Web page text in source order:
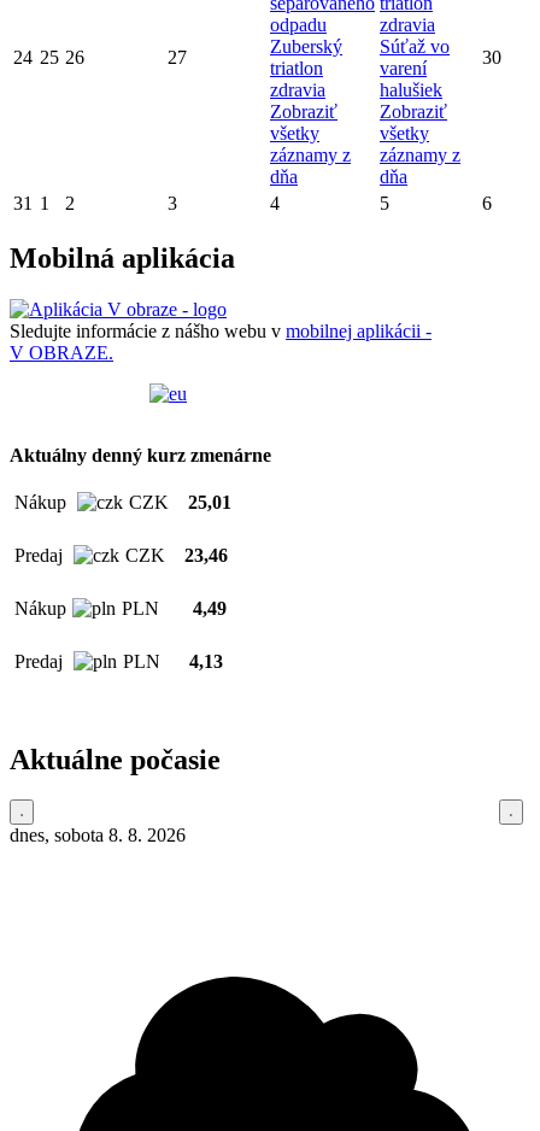
24 25 26 27
odpadu
Zuberský
triatlon
zdravia
Zobraziť
všetky
záznamy z
dňa
zdravia
Súťaž vo
varení
halušiek
Zobraziť
všetky
záznamy z
dňa
30
31 1 2 3 4 5 6
Mobilná aplikácia
Sledujte informácie z nášho webu v mobilnej aplikácii -
V OBRAZE.
Aktuálny denný kurz zmenárne
Nákup CZK 25,01
Predaj CZK 23,46
Nákup PLN 4,49
Predaj PLN 4,13
Aktuálne počasie
dnes, sobota 8. 8. 2026